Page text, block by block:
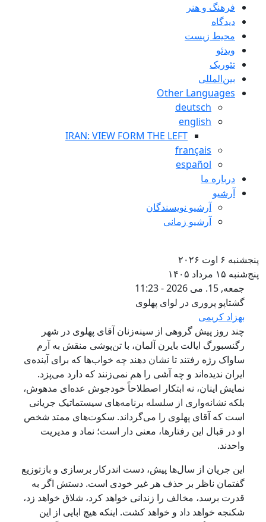
فرهنگ و هنر
دیدگاه
محیط زیست
ویدئو
تئوریک
بین‌المللی
Other Languages
deutsch
english
IRAN: VIEW FORM THE LEFT
français
español
درباره ما
آرشیو
آرشیو نویسندگان
آرشیو زمانی
۶ اوت ۲۰۲۶
۱۵ مرداد ۱۴۰۵
گشتاپو پروری در لوای پهلوی
جمعه, 15. می 2026 - 11:23
گشتاپو پروری در لوای پهلوی
بهزاد کریمی
چند روز پیش گروهی از سینه‌زنان آقای پهلوی در شهر
رگنسبورگ ایالت بایرن آلمان، با تن‌پوشی منقش به آرم
ساواک رژه رفتند تا نشان دهند چه خواب‌ها که برای آینده‌ی
ایران ندیده‌اند و چه آشی را هم نمی‌زنند که دارد می‌پزد.
نمایش اینان، نه ابتکار اصطلاحاً خودجوش عده‌ای مدهوش،
بلکه نشانه‌واری از سلسله برنامه‌های سیستماتیک جریانی
است که آقای پهلوی را می‌گرداند. سکوت‌های ممتد شخص
او در قبال این رفتارها، معنی دار است؛ نماد و مدیریت
واحدند.
این جریان از سال‌ها پیش، دست اندرکار برسازی و بازتوزیع
گفتمان ناظر بر حذف هر غیر خودی است. دستش اگر به
قدرت برسد، مخالف را زندانی خواهد ‌کرد، شلاق خواهد زد،
شکنجه خواهد داد و خواهد کشت. اینکه هیچ ابایی از این